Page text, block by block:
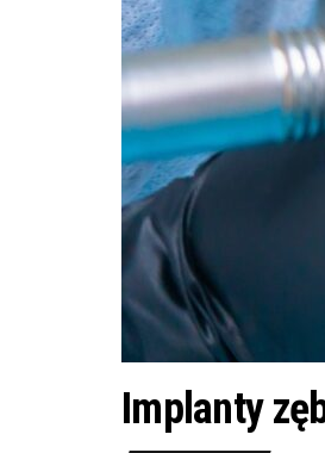
Implanty